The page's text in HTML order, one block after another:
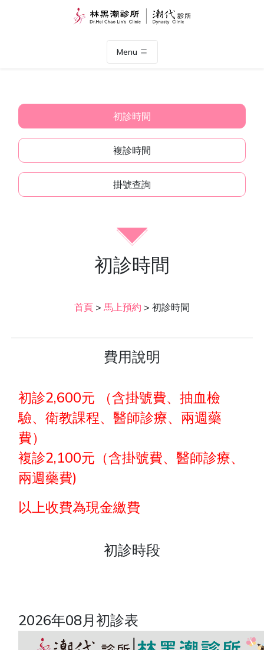
Menu
初診時間
複診時間
掛號查詢
初診時間
首頁 > 馬上預約 > 初診時間
費用說明
初診2,600元 （含掛號費、抽血檢
驗、衛教課程、醫師診療、兩週藥
費）
複診2,100元（含掛號費、醫師診療、
兩週藥費)
以上收費為現金繳費
初診時段
2026年08月初診表